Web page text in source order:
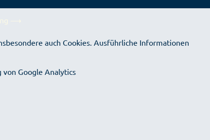
auch Cookies. Ausführliche Informationen
Google Analytics